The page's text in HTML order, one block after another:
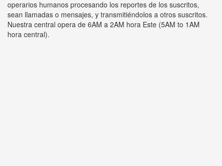
operarios humanos procesando los reportes de los suscritos,
sean llamadas o mensajes, y transmitiéndolos a otros suscritos.
Nuestra central opera de 6AM a 2AM hora Este (5AM to 1AM
hora central).